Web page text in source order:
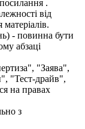
.
від
- повинна бути
абзаці
"Заява",
"Тест-драйв",
на правах
з